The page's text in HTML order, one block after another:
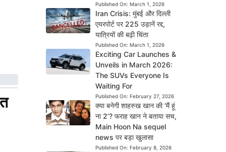
Published On: March 1, 2026
Iran Crisis: मुंबई और दिल्ली
एयरपोर्ट पर 225 उड़ानें रद्द,
यात्रियों की बढ़ी चिंता
Published On: March 1, 2026
Exciting Car Launches &
Unveils in March 2026:
The SUVs Everyone Is
Waiting For
Published On: February 27, 2026
क्या बनेगी शाहरुख खान की ‘मैं हूं
ना 2’? फराह खान ने बताया सच,
Main Hoon Na sequel
news पर बड़ा खुलासा
Published On: February 8, 2026